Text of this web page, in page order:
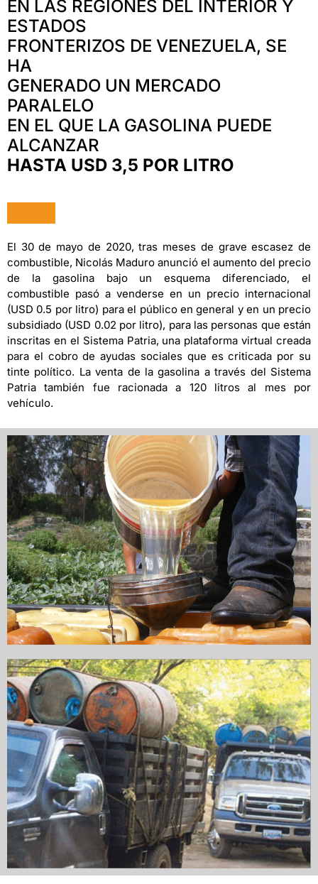
EN LAS REGIONES DEL INTERIOR Y
ESTADOS
FRONTERIZOS DE VENEZUELA, SE
HA
GENERADO UN MERCADO
PARALELO
EN EL QUE LA GASOLINA PUEDE
ALCANZAR
HASTA USD 3,5 POR LITRO
El 30 de mayo de 2020, tras meses de grave escasez de
combustible, Nicolás Maduro anunció el aumento del precio
de la gasolina bajo un esquema diferenciado, el
combustible pasó a venderse en un precio internacional
(USD 0.5 por litro) para el público en general y en un precio
subsidiado (USD 0.02 por litro), para las personas que están
inscritas en el Sistema Patria, una plataforma virtual creada
para el cobro de ayudas sociales que es criticada por su
tinte político. La venta de la gasolina a través del Sistema
Patria también fue racionada a 120 litros al mes por
vehículo.